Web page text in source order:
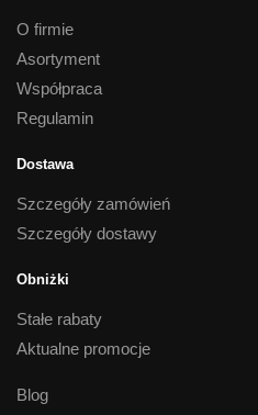
O firmie
Asortyment
Współpraca
Regulamin
Dostawa
Szczegóły zamówień
Szczegóły dostawy
Obniżki
Stałe rabaty
Aktualne promocje
Blog